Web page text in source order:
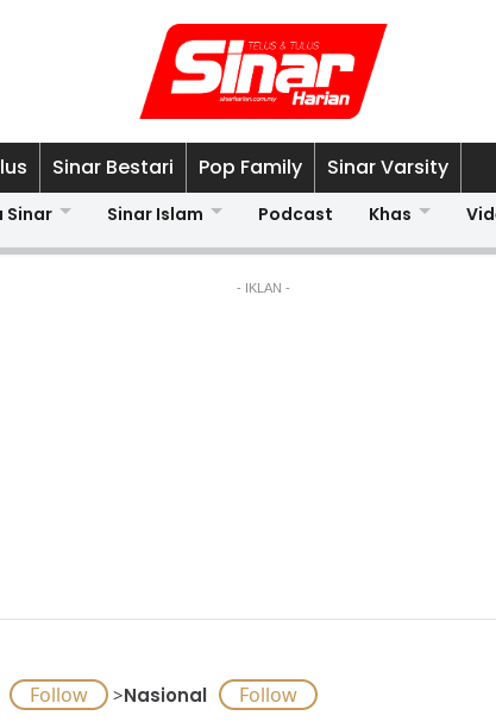
Sinar Bestari Pop Family Sinar Varsity
Sinar Sinar Islam Podcast Khas
- IKLAN -
>Nasional